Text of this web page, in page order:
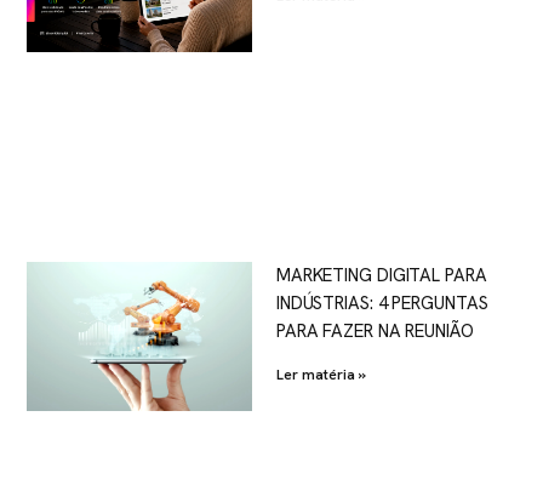
MARKETING DIGITAL PARA
INDÚSTRIAS: 4 PERGUNTAS
PARA FAZER NA REUNIÃO
Ler matéria »